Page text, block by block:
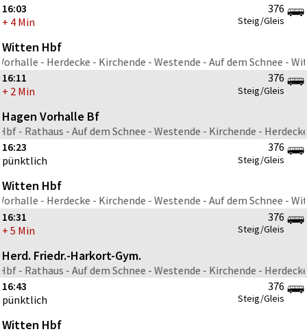
16:03
+ 4 Min
376
Witten Hbf
Steig/Gleis
- Herdecke - Kirchende - Westende - Auf dem Schnee -
16:11
+ 2 Min
376
Hagen Vorhalle Bf
Steig/Gleis
- Rathaus - Auf dem Schnee - Westende - Kirchende -
16:23
pünktlich
376
Witten Hbf
Steig/Gleis
- Herdecke - Kirchende - Westende - Auf dem Schnee -
16:31
+ 5 Min
376
Herd. Friedr.-Harkort-Gym.
Steig/Gleis
- Rathaus - Auf dem Schnee - Westende - Kirchende -
16:43
pünktlich
376
Witten Hbf
Steig/Gleis